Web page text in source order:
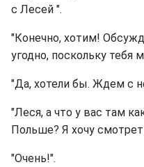
с Лесей ".
"Конечно, хотим!
угодно, поскольку тебя
"Да, хотели бы. Ждем с
"Леся, а что у вас там
Польше? Я хочу
"Очень!".